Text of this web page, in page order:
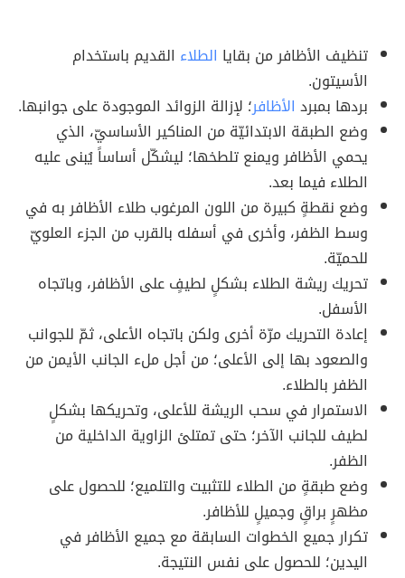
تنظيف الأظافر من بقايا الطلاء القديم باستخدام
الأسيتون.
بردها بمبرد الأظافر؛ لإزالة الزوائد الموجودة على جوانبها.
وضع الطبقة الابتدائيّة من المناكير الأساسيّ، الذي
يحمي الأظافر ويمنع تلطخها؛ ليشكّل أساساً يُبنى عليه
الطلاء فيما بعد.
وضع نقطةٍ كبيرة من اللون المرغوب طلاء الأظافر به في
وسط الظفر، وأخرى في أسفله بالقرب من الجزء العلويّ
للحميّة.
تحريك ريشة الطلاء بشكلٍ لطيفٍ على الأظافر، وباتجاه
الأسفل.
إعادة التحريك مرّة أخرى ولكن باتجاه الأعلى، ثمّ للجوانب
والصعود بها إلى الأعلى؛ من أجل ملء الجانب الأيمن من
الظفر بالطلاء.
الاستمرار في سحب الريشة للأعلى، وتحريكها بشكلٍ
لطيف للجانب الآخر؛ حتى تمتلئ الزاوية الداخلية من
الظفر.
وضع طبقةٍ من الطلاء للتثبيت والتلميع؛ للحصول على
مظهرٍ براقٍ وجميلٍ للأظافر.
تكرار جميع الخطوات السابقة مع جميع الأظافر في
اليدين؛ للحصول على نفس النتيجة.